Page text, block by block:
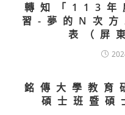
轉知「113年
習-夢的N次方
表（屏
銘傳大學教育
碩士班暨碩